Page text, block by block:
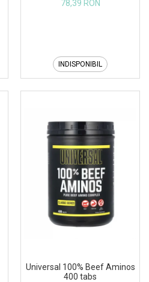
78,39 RON
INDISPONIBIL
Universal 100% Beef Aminos
400 tabs